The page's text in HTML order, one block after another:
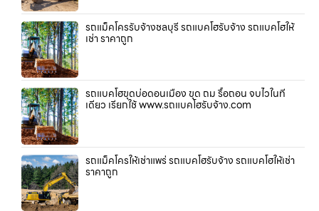
รถแม็คโครรับจ้างชลบุรี รถแบคโฮรับจ้าง รถแบคโฮให้
เช่า ราคาถูก
รถแบคโฮขุดบ่อดอนเมือง ขุด ถม รื้อถอน จบไวในที่
เดียว เรียกใช้ www.รถแบคโฮรับจ้าง.com
รถแม็คโครให้เช่าแพร่ รถแบคโฮรับจ้าง รถแบคโฮให้เช่า
ราคาถูก